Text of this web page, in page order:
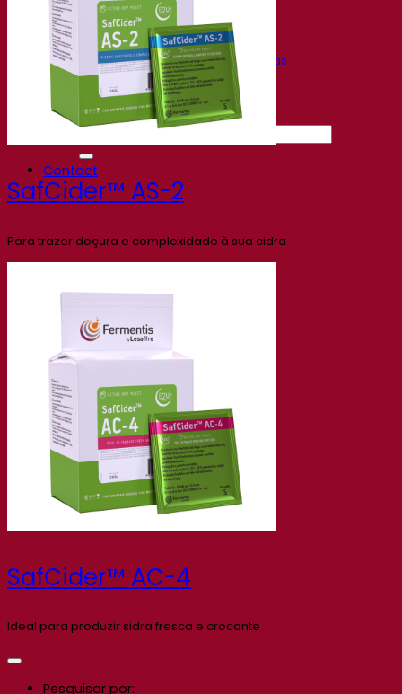
Gravações de webinars
Recursos
Centro de conhecimento
Percepções de especialistas
Documentations
Fermentis app
Find us
Pesquisar por:
Contact
SafCider™ AS-2
Para trazer doçura e complexidade à sua cidra
SafCider™ AC-4
Ideal para produzir sidra fresca e crocante
Pesquisar por: